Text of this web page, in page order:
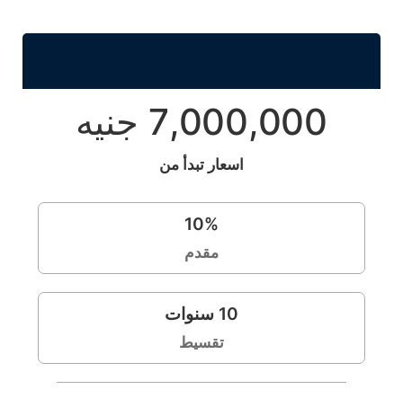
7,000,000 جنيه
اسعار تبدأ من
10%
مقدم
10 سنوات
تقسيط